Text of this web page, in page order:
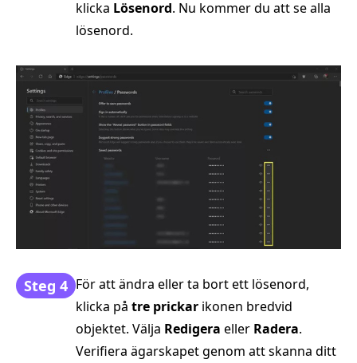
klicka Lösenord. Nu kommer du att se alla
lösenord.
Steg 4 För att ändra eller ta bort ett lösenord,
klicka på tre prickar ikonen bredvid
objektet. Välja Redigera eller Radera.
Verifiera ägarskapet genom att skanna ditt